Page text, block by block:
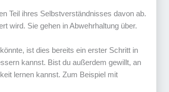
Teil ihres Selbstverständnisses davon ab.
wird. Sie gehen in Abwehrhaltung über.
ist dies bereits ein erster Schritt in
kannst. Bist du außerdem gewillt, an
lernen kannst. Zum Beispiel mit